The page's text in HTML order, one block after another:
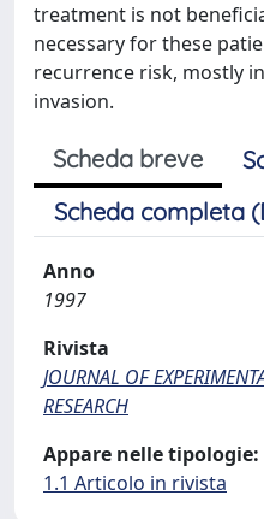
treatment is not
necessary for these
recurrence risk, mostly
invasion.
Scheda breve
Scheda completa
Anno
1997
Rivista
JOURNAL OF
RESEARCH
Appare nelle tipologie:
1.1 Articolo in rivista